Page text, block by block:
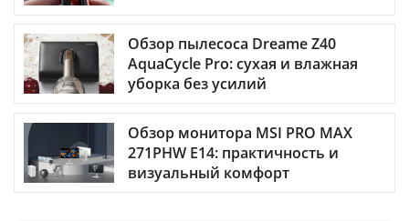
Обзор пылесоса Dreame Z40
AquaCycle Pro: сухая и влажная
уборка без усилий
Обзор монитора MSI PRO MAX
271PHW E14: практичность и
визуальный комфорт